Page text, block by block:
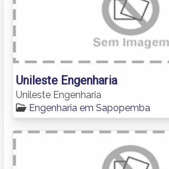
Unileste Engenharia
Unileste Engenharia
Engenharia em Sapopemba